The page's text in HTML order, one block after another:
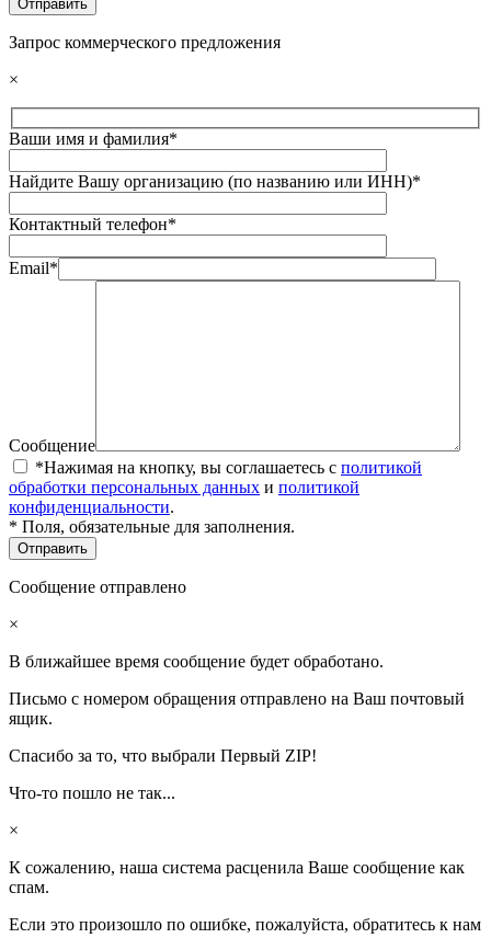
Запрос коммерческого предложения
×
Ваши имя и фамилия*
Найдите Вашу организацию (по названию или ИНН)*
Контактный телефон*
Email*
Сообщение
*Нажимая на кнопку, вы соглашаетесь с политикой
обработки персональных данных и политикой
конфиденциальности.
* Поля, обязательные для заполнения.
Сообщение отправлено
×
В ближайшее время сообщение будет обработано.
Письмо с номером обращения отправлено на Ваш почтовый
ящик.
Спасибо за то, что выбрали Первый ZIP!
Что-то пошло не так...
×
К сожалению, наша система расценила Ваше сообщение как
спам.
Если это произошло по ошибке, пожалуйста, обратитесь к нам